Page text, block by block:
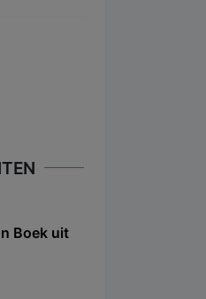
Boek uit